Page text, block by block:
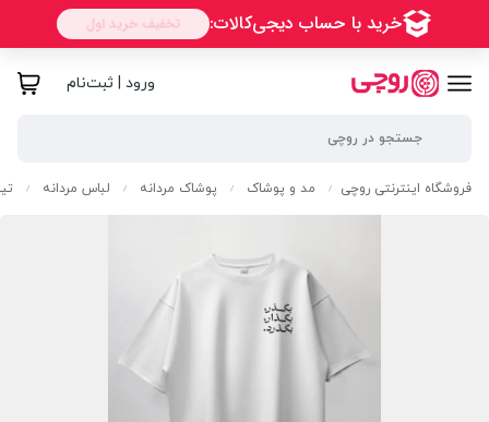
ورود | ثبت‌نام
فروشگاه اینترنتی روچی / مد و پوشاک / پوشاک مردانه / لباس مردانه /